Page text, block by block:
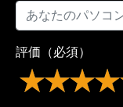
評価（必須）